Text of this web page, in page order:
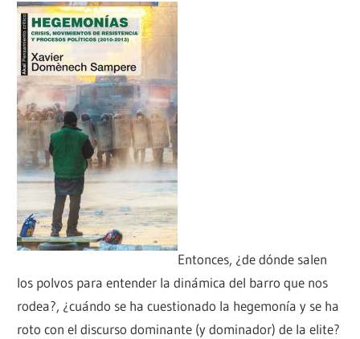
Entonces, ¿de dónde salen
los polvos para entender la dinámica del barro que nos
rodea?, ¿cuándo se ha cuestionado la hegemonía y se ha
roto con el discurso dominante (y dominador) de la elite?